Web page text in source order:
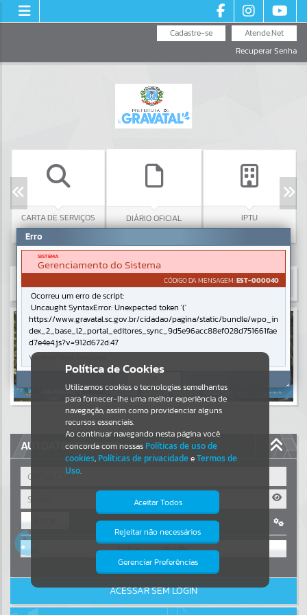
Atende.Net
Cadastre-se
Recuperar Senha
CARTA DE SERVIÇOS DIÁRIO OFICIAL IPTU
Resultados para""
Portais
Por favor, aguarde...
NOTÍCIAS
Por favor, aguarde...
Por favor, aguarde...
Por favor, aguarde...
AUTOATENDIMENTO
OU
Cadastre-se|Recuperar Senha
ACESSAR SEM LOGIN
Política de Cookies
Utilizamos cookies e tecnologias semelhantes
para fornecer-lhe uma melhor experiência de
navegação, assim como providenciar alguns
recursos essenciais.
Ao continuar navegando nesta página você
concorda com nossas Políticas de uso de
cookies, Políticas de privacidadeeTermos de
Uso.
Aceitar Todos
Rejeitar não necessários
Gerenciar Preferências
Isto significa que diversos recursos
providenciados poderão não estar
Erro
SISTEMA
Gerenciamento do Sistema
CÓDIGO DA MENSAGEM:EST-000040
Ocorreu um erro de script:
Uncaught SyntaxError: Unexpected token '('
https://www.gravatal.sc.gov.br/cidadao/pagina/static/bundle/wpo_in
dex_2_base_l2_portal_editores_sync_9d5e96acc88ef028d751661fae
d7e4e4.js?v=912d672d:47
Verificar Mais Detalhes